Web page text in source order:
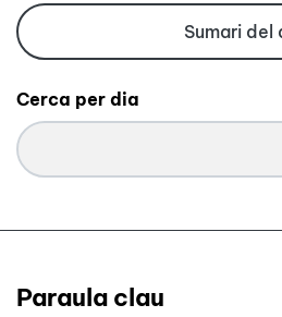
Sumari del
Cerca per dia
Paraula clau